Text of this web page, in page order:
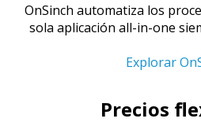
OnSinch automatiza los
sola aplicación all-in-one
Explorar
Precios